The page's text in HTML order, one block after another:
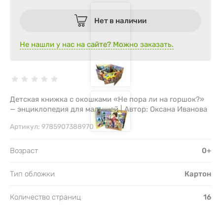
Нет в наличии
Не нашли у нас на сайте? Можно заказать.
Детская книжка с окошками «Не пора ли на горшок?»
— энциклопедия для малышей | Автор: Оксана Иванова
Артикул: 9785907388970
Возраст 0+
Тип обложки Картон
Количество страниц 16